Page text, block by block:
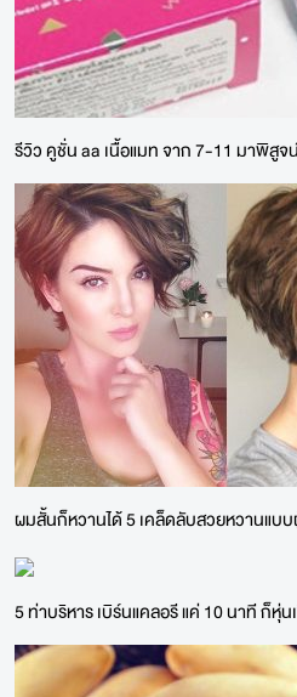
รีวิว คูชั่น aa เนื้อแมท จาก 7-11 มาพิสู
ผมสั้นก็หวานได้ 5 เคล็ดลับสวยหวานแ
5 ท่าบริหาร เบิร์นแคลอรี แค่ 10 นาที ก็หุ่น